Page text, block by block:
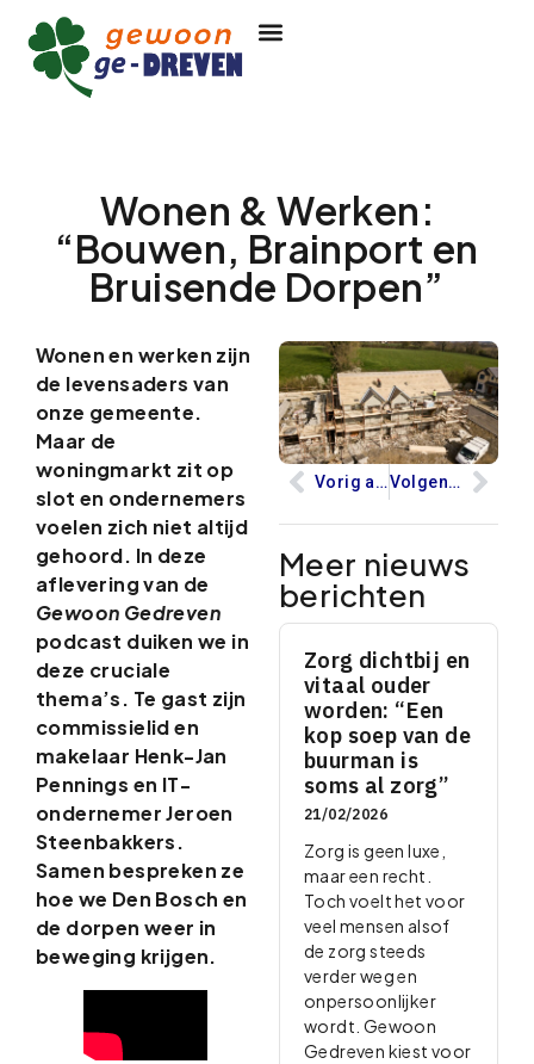
Wonen & Werken:
“Bouwen, Brainport en
Bruisende Dorpen”
Wonen en werken zijn
de levensaders van
onze gemeente.
Maar de
woningmarkt zit op
slot en ondernemers
voelen zich niet altijd
gehoord. In deze
aflevering van de
Gewoon Gedreven
podcast duiken we in
deze cruciale
thema’s. Te gast zijn
commissielid en
makelaar Henk-Jan
Pennings en IT-
ondernemer Jeroen
Steenbakkers.
Samen bespreken ze
hoe we Den Bosch en
de dorpen weer in
beweging krijgen.
Vorig artikel Volgend artikel
Meer nieuws
berichten
Zorg dichtbij en
vitaal ouder
worden: “Een
kop soep van de
buurman is
soms al zorg”
21/02/2026
Zorg is geen luxe,
maar een recht.
Toch voelt het voor
veel mensen alsof
de zorg steeds
verder weg en
onpersoonlijker
wordt. Gewoon
Gedreven kiest voor